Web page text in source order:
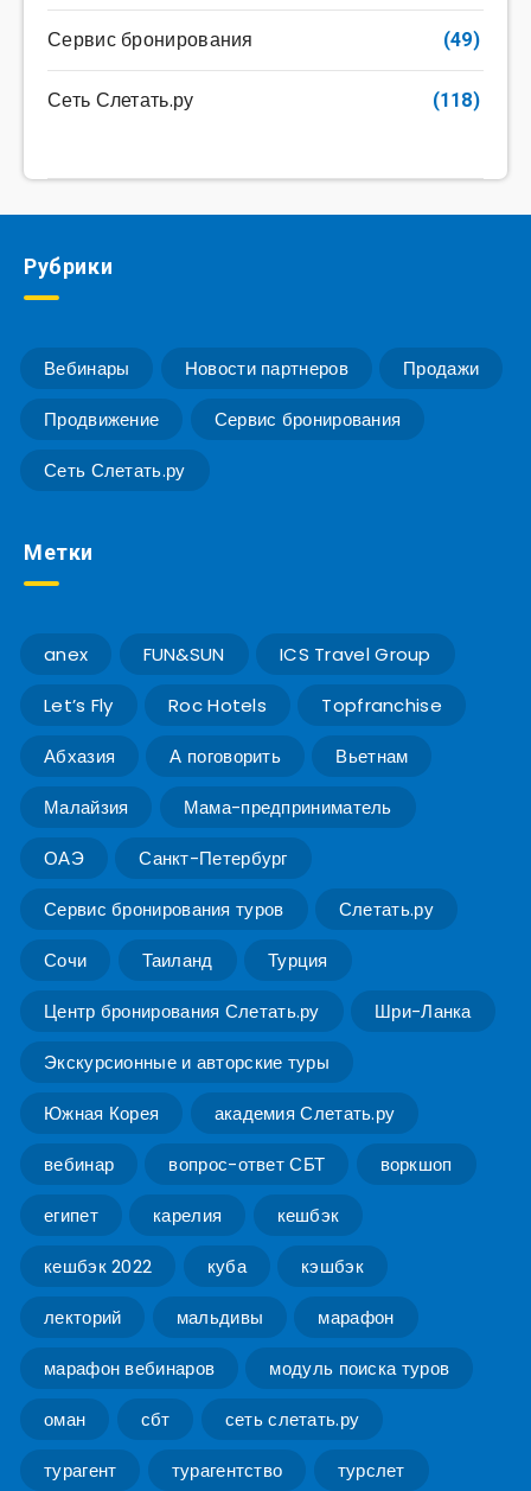
Сервис бронирования (49)
Сеть Слетать.ру (118)
Рубрики
Вебинары Новости партнеров Продажи
Продвижение Сервис бронирования
Сеть Слетать.ру
Метки
anex FUN&SUN ICS Travel Group
Let’s Fly Roc Hotels Topfranchise
Абхазия А поговорить Вьетнам
Малайзия Мама-предприниматель
ОАЭ Санкт-Петербург
Сервис бронирования туров Слетать.ру
Сочи Таиланд Турция
Центр бронирования Слетать.ру Шри-Ланка
Экскурсионные и авторские туры
Южная Корея академия Слетать.ру
вебинар вопрос-ответ СБТ воркшоп
египет карелия кешбэк
кешбэк 2022 куба кэшбэк
лекторий мальдивы марафон
марафон вебинаров модуль поиска туров
оман сбт сеть слетать.ру
турагент турагентство турслет